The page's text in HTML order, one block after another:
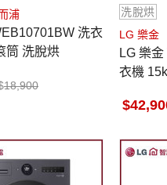
浦
筒 洗脫烘
18,900
洗脫烘
LG 樂金
LG 樂
衣機